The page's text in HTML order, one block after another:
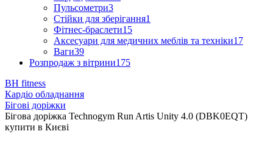
Пульсометри3
Стійки для зберігання1
Фітнес-браслети15
Аксесуари для медичних меблів та техніки17
Ваги39
Розпродаж з вітрини175
BH fitness
Кардіо обладнання
Бігові доріжки
Бігова доріжка Technogym Run Artis Unity 4.0 (DBK0EQT)
купити в Києві